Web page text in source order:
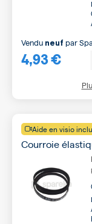
4,93 €
Vendu neuf par
Aide en visio
Courroie